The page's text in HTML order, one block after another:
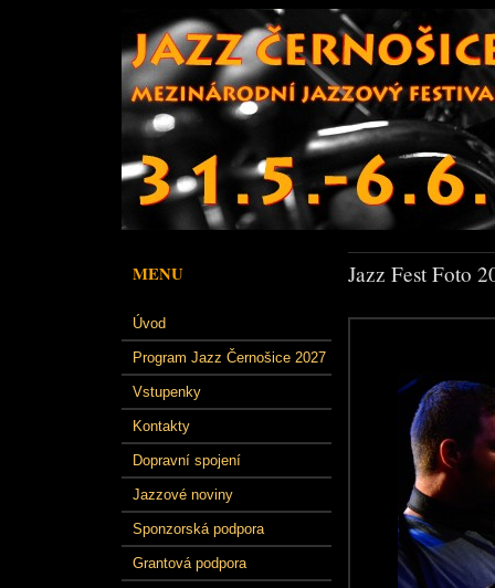
MENU
Úvod
Program Jazz Černošice 2027
Vstupenky
Kontakty
Dopravní spojení
Jazzové noviny
Sponzorská podpora
Grantová podpora
Jazz Fest Foto